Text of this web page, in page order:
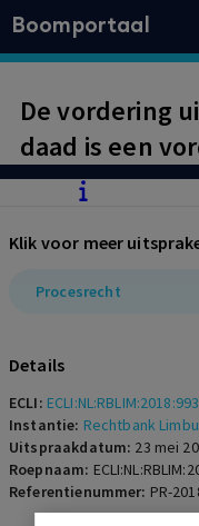
Boomportaal
De vordering
daad is een
van een
Pensioenwet.
kantonzaken
afgewezen.
Klik voor meer
Procesrecht
Details
ECLI:
Instantie: Rechtbank
Uitspraakdatum: 23 mei
Roepnaam:
Referentienummer: PR-